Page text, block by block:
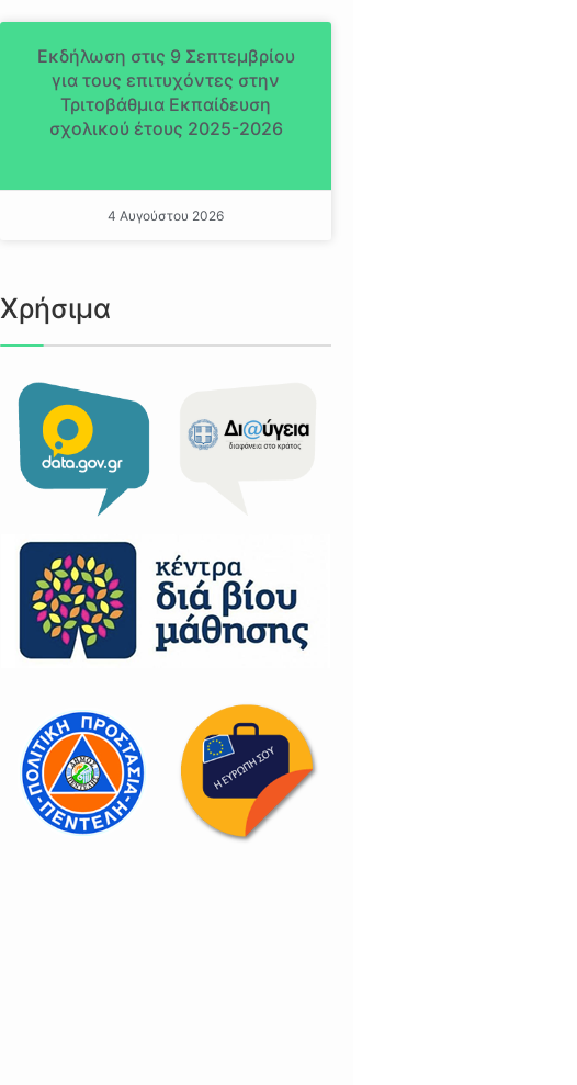
Εκδήλωση στις 9 Σεπτεμβρίου
για τους επιτυχόντες στην
Τριτοβάθμια Εκπαίδευση
σχολικού έτους 2025-2026
4 Αυγούστου 2026
Χρήσιμα